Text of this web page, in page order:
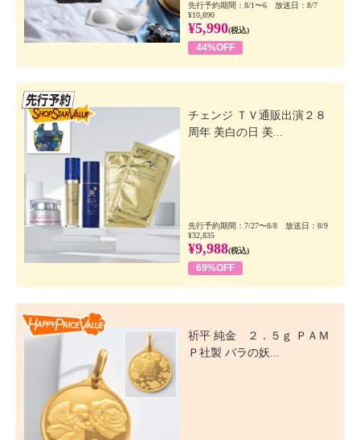
先行予約期間：8/1〜6 放送日：8/7
¥10,890
¥5,990(税込)
44%OFF
チェンジ ＴＶ通販出演２８
周年 美白の日 美...
先行予約期間：7/27〜8/8 放送日：8/9
¥32,835
¥9,988(税込)
69%OFF
祈平 純金 ２．５ｇ ＰＡＭ
Ｐ社製 バラの妖...